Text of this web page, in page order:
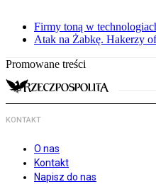
Firmy toną w
Atak na Żabkę. Hakerzy
Promowane treści
KONTAKT
O nas
Kontakt
Napisz do nas